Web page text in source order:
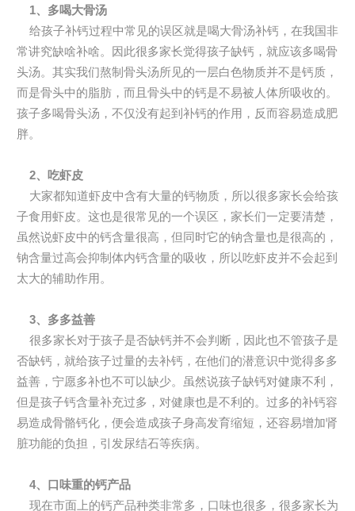
1、多喝大骨汤
给孩子补钙过程中常见的误区就是喝大骨汤补钙，在我国非
常讲究缺啥补啥。因此很多家长觉得孩子缺钙，就应该多喝骨
头汤。其实我们熬制骨头汤所见的一层白色物质并不是钙质，
而是骨头中的脂肪，而且骨头中的钙是不易被人体所吸收的。
孩子多喝骨头汤，不仅没有起到补钙的作用，反而容易造成肥
胖。
2、吃虾皮
大家都知道虾皮中含有大量的钙物质，所以很多家长会给孩
子食用虾皮。这也是很常见的一个误区，家长们一定要清楚，
虽然说虾皮中的钙含量很高，但同时它的钠含量也是很高的，
钠含量过高会抑制体内钙含量的吸收，所以吃虾皮并不会起到
太大的辅助作用。
3、多多益善
很多家长对于孩子是否缺钙并不会判断，因此也不管孩子是
否缺钙，就给孩子过量的去补钙，在他们的潜意识中觉得多多
益善，宁愿多补也不可以缺少。虽然说孩子缺钙对健康不利，
但是孩子钙含量补充过多，对健康也是不利的。过多的补钙容
易造成骨骼钙化，便会造成孩子身高发育缩短，还容易增加肾
脏功能的负担，引发尿结石等疾病。
4、口味重的钙产品
现在市面上的钙产品种类非常多，口味也很多，很多家长为